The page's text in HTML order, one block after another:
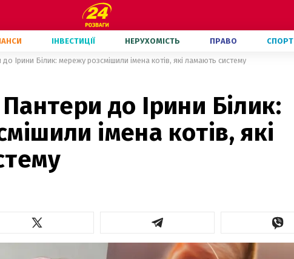
ІНВЕСТИЦІЇ НЕРУХОМІСТЬ ПРАВО СПОРТ
Ірини Білик: мережу розсмішили імена котів, які ламають систему
до Ірини Білик:
імена котів, які